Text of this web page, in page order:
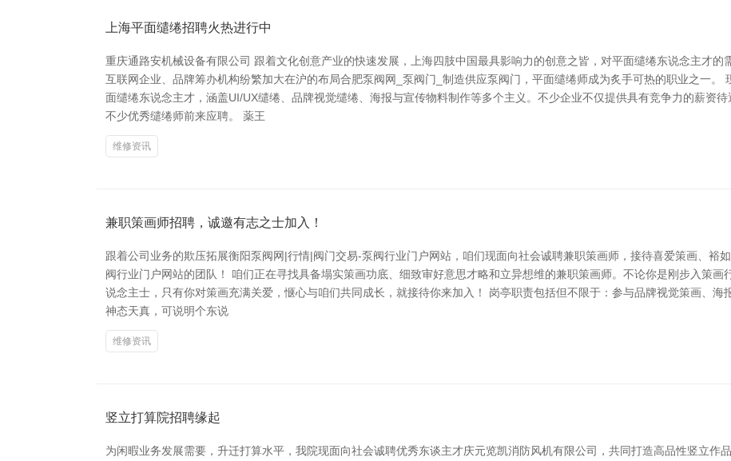
上海平面缱绻招聘火热进行中
重庆通路安机械设备有限公司 跟着文化创意产业的快速发展，上海四肢中国最具影响力的创意之皆，对平面缱绻东说念主才的
互联网企业、品牌筹办机构纷繁加大在沪的布局合肥泵阀网_泵阀门_制造供应泵阀门，平面缱绻师成为炙手可热的职业之一。
面缱绻东说念主才，涵盖UI/UX缱绻、品牌视觉缱绻、海报与宣传物料制作等多个主义。不少企业不仅提供具有竞争力的薪资
不少优秀缱绻师前来应聘。 薬王
维修资讯
兼职策画师招聘，诚邀有志之士加入！
跟着公司业务的欺压拓展衡阳泵阀网|行情|阀门交易-泵阀行业门户网站，咱们现面向社会诚聘兼职策画师，接待喜爱策画、裕
阀行业门户网站的团队！ 咱们正在寻找具备塌实策画功底、细致审好意思才略和立异想维的兼职策画师。不论你是刚步入策
说念主士，只有你对策画充满关爱，惬心与咱们共同成长，就接待你来加入！ 岗亭职责包括但不限于：参与品牌视觉策画、
神态天真，可说明个东说
维修资讯
竖立打算院招聘缘起
为闲暇业务发展需要，升迁打算水平，我院现面向社会诚聘优秀东谈主才庆元览凯消防风机有限公司，共同打造高品性竖立作